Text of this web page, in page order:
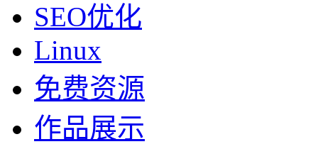
SEO优化
Linux
免费资源
作品展示